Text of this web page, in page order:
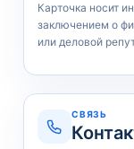
Карточка носит
заключением о
или деловой
СВЯЗЬ